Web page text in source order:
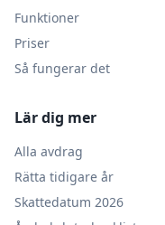
Funktioner
Priser
Så fungerar det
Lär dig mer
Alla avdrag
Rätta tidigare år
Skattedatum 2026